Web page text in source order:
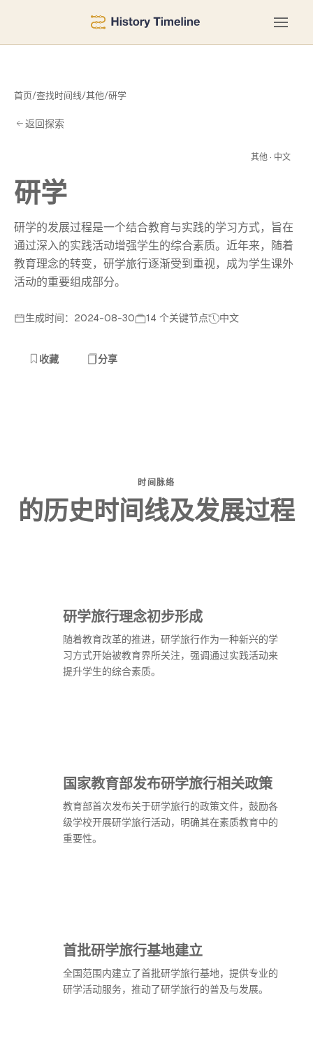
首页/查找时间线/其他/研学
返回探索
其他 · 中文
研学
研学的发展过程是一个结合教育与实践的学习方式，旨在
通过深入的实践活动增强学生的综合素质。近年来，随着
教育理念的转变，研学旅行逐渐受到重视，成为学生课外
活动的重要组成部分。
生成时间：2024-08-30 14 个关键节点 中文
收藏 分享
时间脉络
的历史时间线及发展过程
研学旅行理念初步形成
随着教育改革的推进，研学旅行作为一种新兴的学
习方式开始被教育界所关注，强调通过实践活动来
提升学生的综合素质。
国家教育部发布研学旅行相关政策
教育部首次发布关于研学旅行的政策文件，鼓励各
级学校开展研学旅行活动，明确其在素质教育中的
重要性。
首批研学旅行基地建立
全国范围内建立了首批研学旅行基地，提供专业的
研学活动服务，推动了研学旅行的普及与发展。